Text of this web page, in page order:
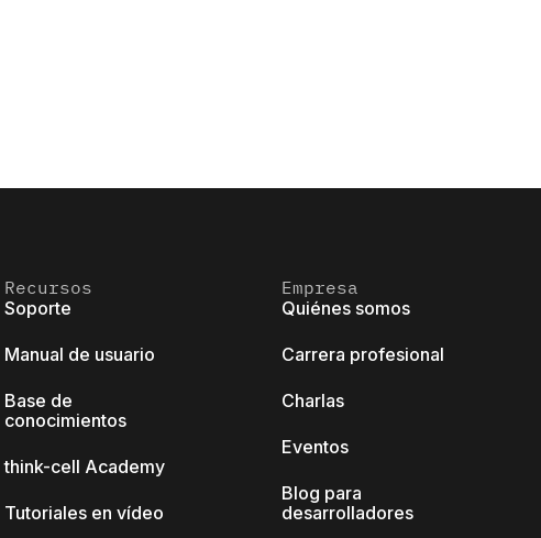
Recursos
Soporte
Manual de usuario
Base de
conocimientos
think-cell Academy
Tutoriales en vídeo
Empresa
Quiénes somos
Carrera profesional
Charlas
Eventos
Blog para
desarrolladores